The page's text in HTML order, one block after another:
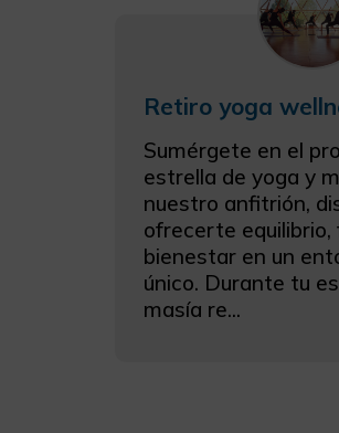
Sumérgete en el
estrella de yoga y
nuestro anfitrión,
ofrecerte equilibrio,
bienestar en un
único. Durante tu
masía re...